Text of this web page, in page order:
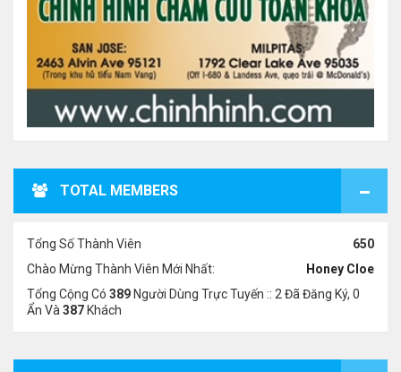
TOTAL MEMBERS
Tổng Số Thành Viên
650
Chào Mừng Thành Viên Mới Nhất:
Honey Cloe
Tổng Cộng Có 389 Người Dùng Trực Tuyến :: 2 Đã Đăng Ký, 0
Ẩn Và 387 Khách